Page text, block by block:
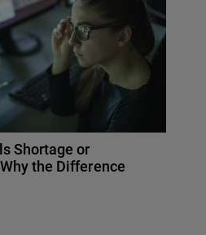
Shortage or
the Difference